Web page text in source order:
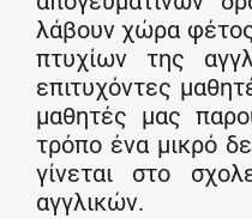
λάβουν χώρα
πτυχίων της
επιτυχόντες
μαθητές μας
τρόπο ένα μικρό
γίνεται στο
αγγλικών.